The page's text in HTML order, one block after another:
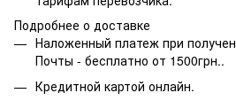
Подробнее о доставке
Наложенный платеж при
Почты - бесплатно от 1500грн..
Кредитной картой онлайн.